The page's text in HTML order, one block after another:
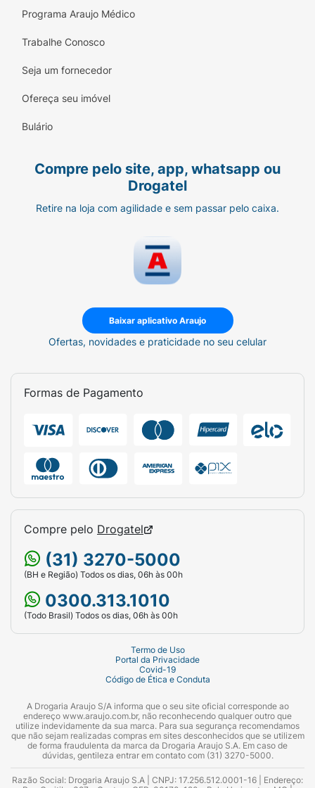
Programa Araujo Médico
Trabalhe Conosco
Seja um fornecedor
Ofereça seu imóvel
Bulário
Compre pelo site, app, whatsapp ou
Drogatel
Retire na loja com agilidade e sem passar pelo caixa.
Baixar aplicativo Araujo
Ofertas, novidades e praticidade no seu celular
Formas de Pagamento
Compre pelo Drogatel
(31) 3270-5000
(BH e Região) Todos os dias, 06h às 00h
0300.313.1010
(Todo Brasil) Todos os dias, 06h às 00h
Termo de Uso
Portal da Privacidade
Covid-19
Código de Ética e Conduta
A Drogaria Araujo S/A informa que o seu site oficial corresponde ao
endereço www.araujo.com.br, não reconhecendo qualquer outro que
utilize indevidamente da sua marca. Para sua segurança recomendamos
que não sejam realizadas compras em sites desconhecidos que se utilizem
de forma fraudulenta da marca da Drogaria Araujo S.A. Em caso de
dúvidas, gentileza entrar em contato com (31) 3270-5000.
Razão Social: Drogaria Araujo S.A | CNPJ: 17.256.512.0001-16 | Endereço: